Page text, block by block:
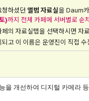
청하셨던 앨범 자료실을 Daum
)까지 전체 카페에 서버별로 순
의 자료실탭을 선택하시면 자
되고 이 이름은 운영진이 직접
을 개선하여 디지털 카메라